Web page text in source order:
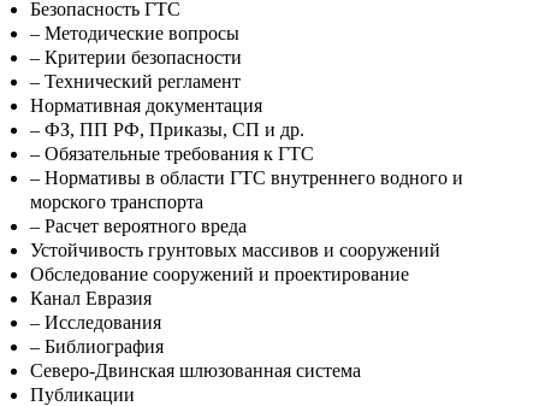
Безопасность ГТС
– Методические вопросы
– Критерии безопасности
– Технический регламент
Нормативная документация
– ФЗ, ПП РФ, Приказы, СП и др.
– Обязательные требования к ГТС
– Нормативы в области ГТС внутреннего водного и
морского транспорта
– Расчет вероятного вреда
Устойчивость грунтовых массивов и сооружений
Обследование сооружений и проектирование
Канал Евразия
– Исследования
– Библиография
Северо-Двинская шлюзованная система
Публикации